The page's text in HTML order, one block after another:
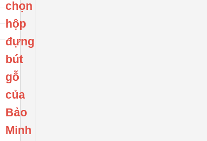
chọn
hộp
đựng
bút
gỗ
của
Bảo
Minh